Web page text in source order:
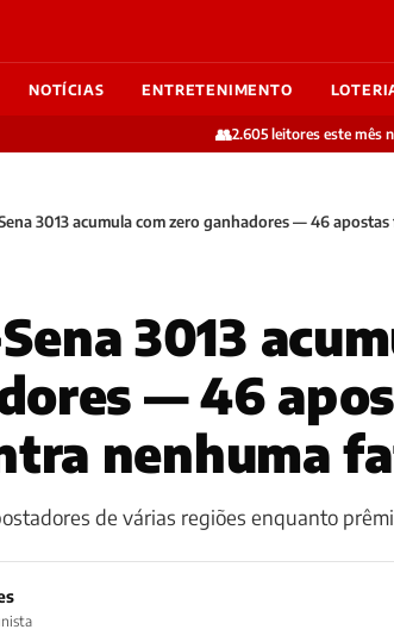
NOTÍCIAS ENTRETENIMENTO
👥2.605 leitores este mês
3013 acumula com zero ganhadores — 46
3013
— 46
nenhuma
de várias regiões enquanto